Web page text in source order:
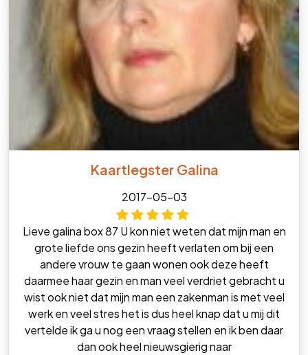
Kaartlegster Galina
2017-05-03
Lieve galina box 87 U kon niet weten dat mijn man en
grote liefde ons gezin heeft verlaten om bij een
andere vrouw te gaan wonen ook deze heeft
daarmee haar gezin en man veel verdriet gebracht u
wist ook niet dat mijn man een zakenman is met veel
werk en veel stres het is dus heel knap dat u mij dit
vertelde ik ga u nog een vraag stellen en ik ben daar
dan ook heel nieuwsgierig naar